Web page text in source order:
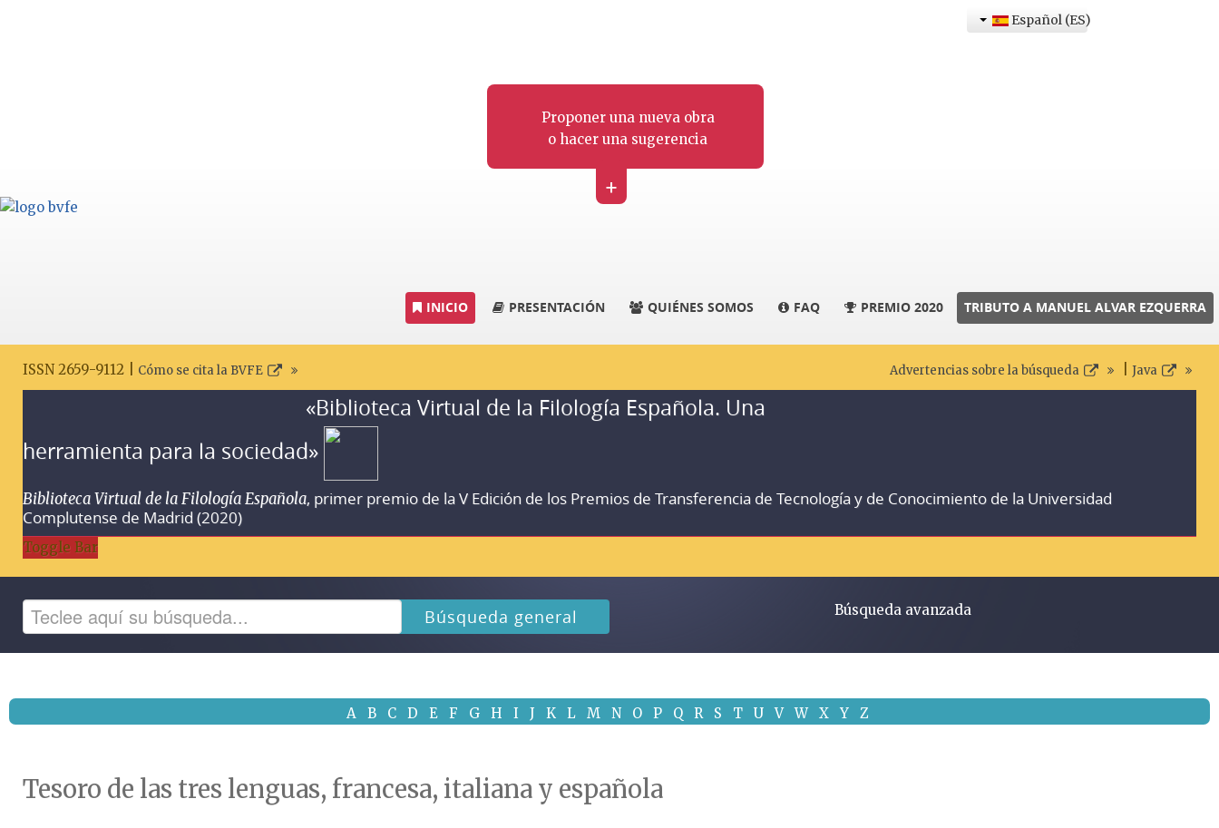
Proponer una nueva obra
o hacer una sugerencia
+
Español (ES)
INICIO PRESENTACIÓN QUIÉNES SOMOS FAQ PREMIO 2020 TRIBUTO A MANUEL ALVAR EZQUERRA
ISSN 2659-9112 | Cómo se cita la BVFE Advertencias sobre la búsqueda Java
«Biblioteca Virtual de la Filología Española. Una
herramienta para la sociedad»
Biblioteca Virtual de la Filología Española, primer premio de la V Edición de los Premios de Transferencia de Tecnología y de Conocimiento de la Universidad
Complutense de Madrid (2020)
Toggle Bar
Búsqueda general Búsqueda avanzada
A B C D E F G H I J K L M N O P Q R S T U V W X Y Z
Tesoro de las tres lenguas, francesa, italiana y española